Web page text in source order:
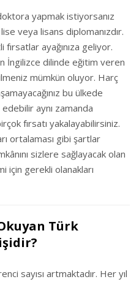
yapmak istiyorsanız
veya lisans diplomanızdır.
ayağınıza geliyor.
İngilizce dilinde eğitim veren
mümkün oluyor. Harç
bu ülkede
aynı zamanda
fırsatı yakalayabilirsiniz.
ortalaması gibi şartlar
sizlere sağlayacak olan
için gerekli olanakları
Türk
sayısı artmaktadır. Her yıl